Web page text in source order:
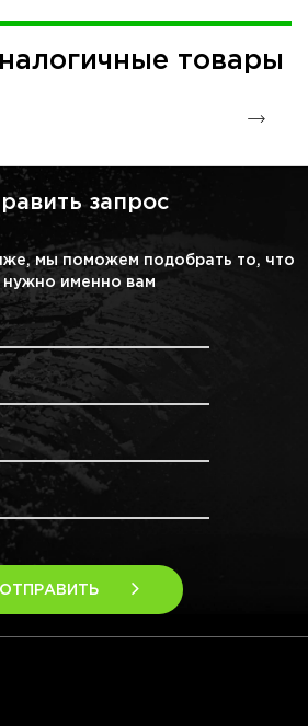
товары
запрос
мы поможем подобрать то, что
нужно именно вам
ОТПРАВИТЬ